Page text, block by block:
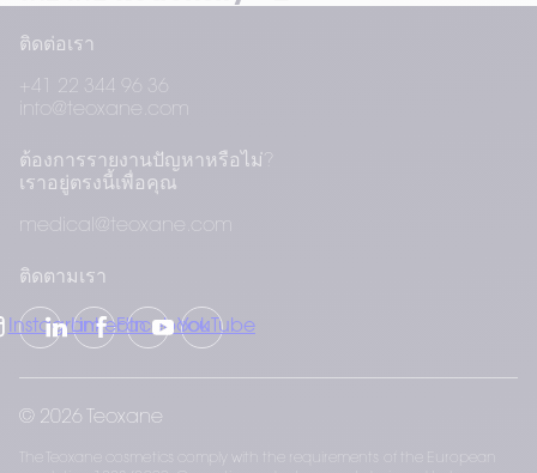
Teosyal PureSense Redensity
แรกที่ออกแบบมาโดยเฉพาะสำหรับการฟื้นฟูบริเวณ
รอบดวงตา โดยผสานกรดไฮยาลูโรนิกทั้งชนิดเชื่อม
ธรรมชาติพร้อมลดความเสี่ยงของอาการบวม และได้
รับความไว้วางใจจากผู้เชี่ยวชาญทั่วโลกมากว่า
ติดตามเรา
InstagramLinkedInFacebookYouTube
ติดต่อเรา
+41 22 344 96 36
info@teoxane.com
ต้องการรายงานปัญหาหรือไม่?
เราอยู่ตรงนี้เพื่อคุณ
medical@teoxane.com
© 2026 Teoxane
The Teoxane cosmetics comply with the requirements of the European